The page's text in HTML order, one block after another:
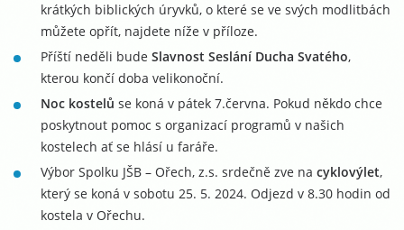
krátkých biblických úryvků, o které se ve svých modlitbách
můžete opřít, najdete níže v příloze.
Příští neděli bude Slavnost Seslání Ducha Svatého,
kterou končí doba velikonoční.
Noc kostelů se koná v pátek 7.června. Pokud někdo chce
poskytnout pomoc s organizací programů v našich
kostelech ať se hlásí u faráře.
Výbor Spolku JŠB – Ořech, z.s. srdečně zve na cyklovýlet,
který se koná v sobotu 25. 5. 2024. Odjezd v 8.30 hodin od
kostela v Ořechu.